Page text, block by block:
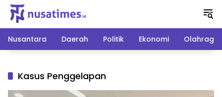
Nusantara Daerah Politik Ekonomi Olahraga
Kasus Penggelapan